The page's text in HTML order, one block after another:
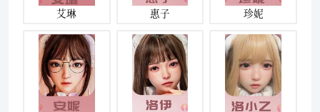
艾琳 惠子 珍妮